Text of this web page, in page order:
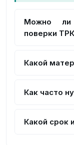
Можно ли
поверки
Какой
Как часто
Какой срок